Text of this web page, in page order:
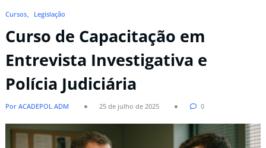
Cursos Legislação
Curso de Capacitação em
Entrevista Investigativa e
Polícia Judiciária
Por ACADEPOL ADM 25 de julho de 2025 0